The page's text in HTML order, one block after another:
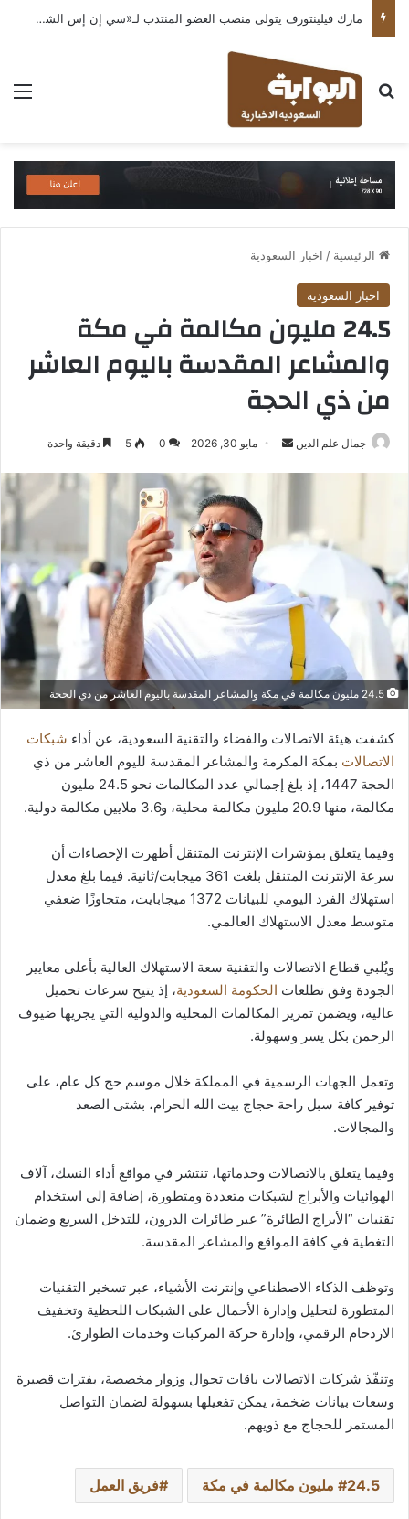
مارك فيلينتورف يتولى منصب العضو المنتدب لـ«سي إن إس الشرق الأوسط» ويشرف على شركات قطاع التكنولوجيا ضمن مجموعة غباش
بحث عن
الرئيسية / اخبار السعودية
اخبار السعودية
24.5 مليون مكالمة في مكة
والمشاعر المقدسة باليوم العاشر
من ذي الحجة
جمال علم الدين
أرسل مايو 30, 2026 0
5 دقيقة واحدة
كشفت هيئة الاتصالات والفضاء والتقنية السعودية، عن أداء شبكات
الاتصالات بمكة المكرمة والمشاعر المقدسة لليوم العاشر من ذي
الحجة 1447، إذ بلغ إجمالي عدد المكالمات نحو 24.5 مليون
مكالمة، منها 20.9 مليون مكالمة محلية، و3.6 ملايين مكالمة دولية.
وفيما يتعلق بمؤشرات الإنترنت المتنقل أظهرت الإحصاءات أن
سرعة الإنترنت المتنقل بلغت 361 ميجابت/ثانية. فيما بلغ معدل
استهلاك الفرد اليومي للبيانات 1372 ميجابايت، متجاوزًا ضعفي
متوسط معدل الاستهلاك العالمي.
ويُلبي قطاع الاتصالات والتقنية سعة الاستهلاك العالية بأعلى معايير
الجودة وفق تطلعات الحكومة السعودية، إذ يتيح سرعات تحميل
عالية، ويضمن تمرير المكالمات المحلية والدولية التي يجريها ضيوف
الرحمن بكل يسر وسهولة.
وتعمل الجهات الرسمية في المملكة خلال موسم حج كل عام، على
توفير كافة سبل راحة حجاج بيت الله الحرام، بشتى الصعد
والمجالات.
وفيما يتعلق بالاتصالات وخدماتها، تنتشر في مواقع أداء النسك، آلاف
الهوائيات والأبراج لشبكات متعددة ومتطورة، إضافة إلى استخدام
تقنيات “الأبراج الطائرة” عبر طائرات الدرون، للتدخل السريع وضمان
التغطية في كافة المواقع والمشاعر المقدسة.
وتوظف الذكاء الاصطناعي وإنترنت الأشياء، عبر تسخير التقنيات
المتطورة لتحليل وإدارة الأحمال على الشبكات اللحظية وتخفيف
الازدحام الرقمي، وإدارة حركة المركبات وخدمات الطوارئ.
وتنفّذ شركات الاتصالات باقات تجوال وزوار مخصصة، بفترات قصيرة
وسعات بيانات ضخمة، يمكن تفعيلها بسهولة لضمان التواصل
المستمر للحجاج مع ذويهم.
24.5 مليون مكالمة في مكة فريق العمل